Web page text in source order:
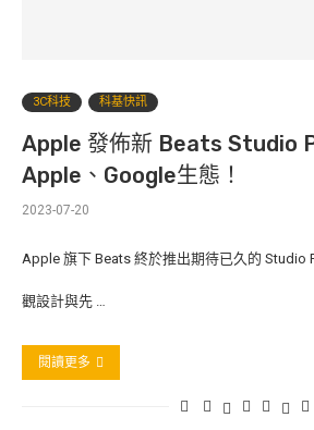
3C科技 科基快訊
Apple 發佈新 Beats Studio
Apple、Google生態！
2023-07-20
Apple 旗下 Beats 終於推出期待已久的 Studio
觀設計與先 …
閱讀更多